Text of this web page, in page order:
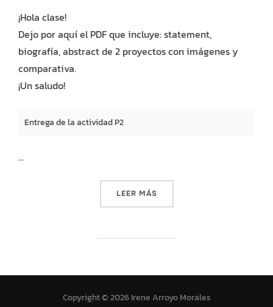
¡Hola clase!
Dejo por aquí el PDF que incluye: statement,
biografía, abstract de 2 proyectos con imágenes y
comparativa.
¡Un saludo!
Entrega de la actividad P2
…
LEER MÁS«LA VISIONARIA. F1:
Copyright © 2026 Irene Arroyo Morales